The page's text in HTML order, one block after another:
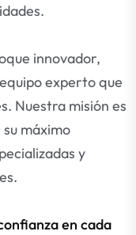
innovador,
experto que
Nuestra misión es
máximo
y
en cada